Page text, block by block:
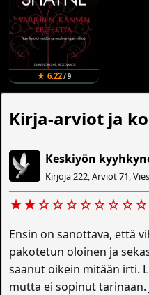
★ 6.22/ 9
Kirja-arviot ja
Keskiyön
Kirjoja 222, Arviot 71,
★★☆☆☆☆☆☆☆☆
Ensin on sanottava, että
pakotetun oloinen ja
saanut oikein mitään irti.
mutta ei sopinut tarinaan.